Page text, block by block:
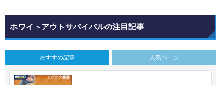
ホワイトアウトサバイバルの注目記事
おすすめ記事 人気ページ